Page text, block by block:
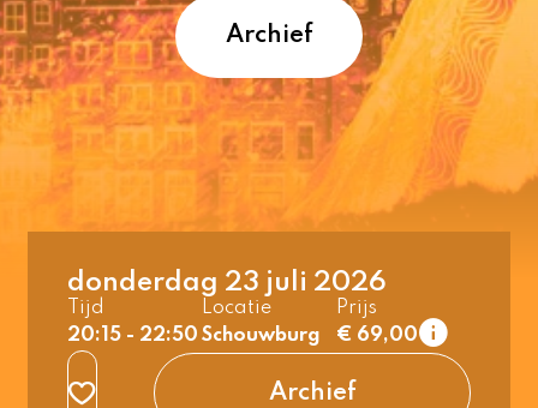
Archief
donderdag 23 juli 2026
Tijd
20:15 - 22:50
Locatie
Schouwburg
Prijs
€ 69,00
1e rang
student
2e rang
normaal
t/m 26 jaar &
Archief